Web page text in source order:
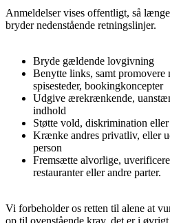
Anmeldelser vises offentligt, så
bryder nedenstående retningslinjer.
Bryde gældende lovgivning
Benytte links, samt promovere
spisesteder, bookingkoncepter
Udgive ærekrænkende,
indhold
Støtte vold, diskrimination
Krænke andres privatliv, eller
person
Fremsætte alvorlige,
restauranter eller andre parter.
Vi forbeholder os retten til alene at
op til ovenstående krav, det er i øvrigt